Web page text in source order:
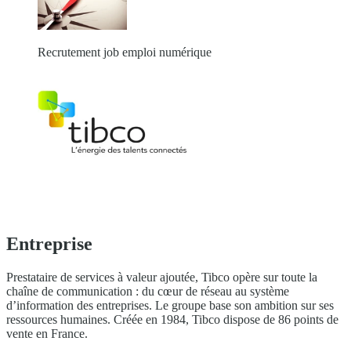
Recrutement job emploi numérique
Entreprise
Prestataire de services à valeur ajoutée, Tibco opère sur toute la
chaîne de communication : du cœur de réseau au système
d’information des entreprises. Le groupe base son ambition sur ses
ressources humaines. Créée en 1984, Tibco dispose de 86 points de
vente en France.